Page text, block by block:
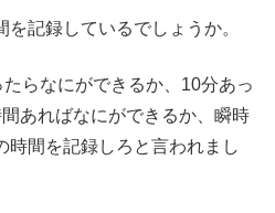
記録しているでしょうか。
らなにができるか、10分あっ
あればなにができるか、瞬時
時間を記録しろと言われまし